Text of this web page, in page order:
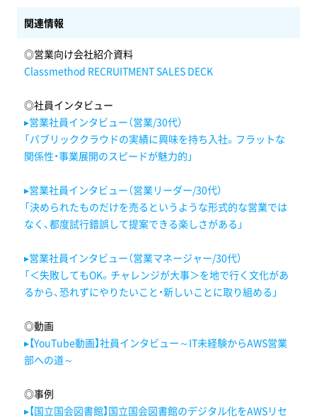
関連情報
◎営業向け会社紹介資料
Classmethod RECRUITMENT SALES DECK
◎社員インタビュー
▸営業社員インタビュー（営業/30代）
「パブリッククラウドの実績に興味を持ち入社。フラットな
関係性・事業展開のスピードが魅力的」
▸営業社員インタビュー（営業リーダー/30代）
「決められたものだけを売るというような形式的な営業では
なく、都度試行錯誤して提案できる楽しさがある」
▸営業社員インタビュー（営業マネージャー/30代）
「＜失敗してもOK。チャレンジが大事＞を地で行く文化があ
るから、恐れずにやりたいこと・新しいことに取り組める」
◎動画
▸【YouTube動画】社員インタビュー～IT未経験からAWS営業
部への道～
◎事例
▸【国立国会図書館】国立国会図書館のデジタル化をAWSリセ